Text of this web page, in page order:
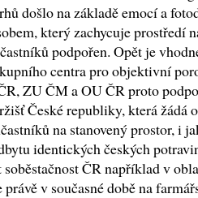
došlo na základě emocí a
který zachycuje prostředí
podpořen. Opět je
centra pro objektivní
ZU ČM a OU ČR proto
České republiky, která žádá
na stanovený prostor, i
identických českých
ČR například v
právě v současné době na